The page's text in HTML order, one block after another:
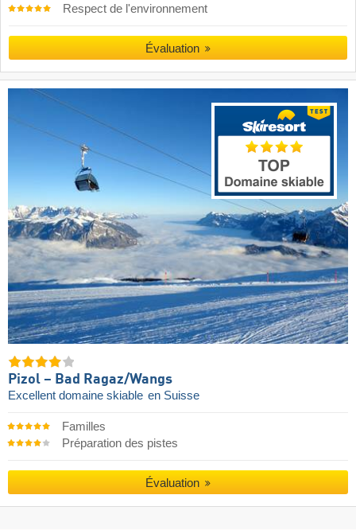
Respect de l'environnement
Évaluation
Pizol – Bad Ragaz/​Wangs
Excellent domaine skiable en Suisse
Familles
Préparation des pistes
Évaluation